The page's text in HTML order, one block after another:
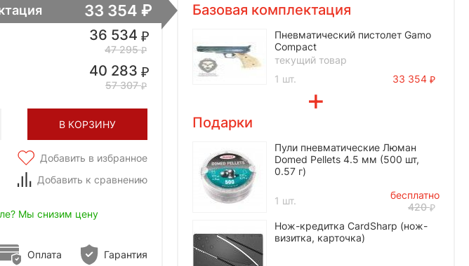
33 354
36 534
47 295
40 283
57 307
В КОРЗИНУ
Добавить в избранное
Добавить к сравнению
Мы снизим цену
Оплата Гарантия
Базовая комплектация
Пневматический пистолет Gamo
Compact
текущий товар
1 шт.
33 354
Подарки
Пули пневматические Люман
Domed Pellets 4.5 мм (500 шт,
0.57 г)
1 шт.
бесплатно
420
Нож-кредитка CardSharp (нож-
визитка, карточка)